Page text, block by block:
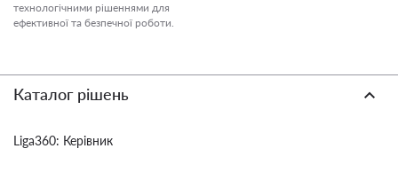
технологічними рішеннями для
ефективної та безпечної роботи.
Каталог рішень
Liga360: Керівник